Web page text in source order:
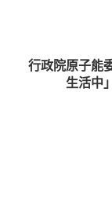
行政院原子能
生活中